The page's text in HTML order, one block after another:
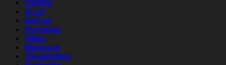
Elektra
Acryl
Nail art
Penselen
Vijlen
Manicure
Vloeistoffen